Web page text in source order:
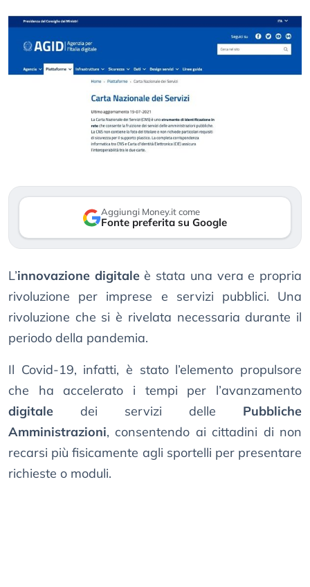
Aggiungi Money.it come
Fonte preferita su Google
L’innovazione digitaleè stata una vera e propria
rivoluzione per imprese e servizi pubblici. Una
rivoluzione che si è rivelata necessaria durante il
periodo della pandemia.
Il Covid-19, infatti, è stato l’elemento propulsore
che ha accelerato i tempi per l’avanzamento
digitale dei servizi delle Pubbliche
Amministrazioni, consentendo ai cittadini di non
recarsi più fisicamente agli sportelli per presentare
richieste o moduli.